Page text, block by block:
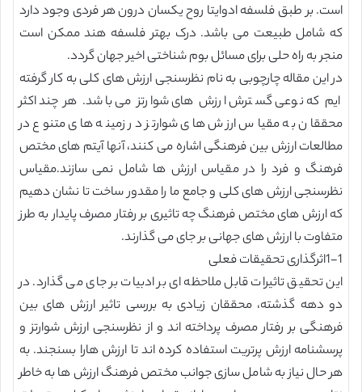
است. بر طبق فلسفه ادوایتا روح یکسان درون هر فردی وجود دارد
که شامل طبیعت می باشد. درک بهتر فلسفه هند ممکن است
منجر به راه حلی برای مسائل بوم شناختی اخیر جهان گردد.
در این مقاله چارچوبی به نام نظرسنجی ارزش های کلی به کار گرفته
ایم که نوعی گسترش ارزش های شوارتز می باشد. هر چند اکثر
محققان به مقیاس ارزش های شوارتز در زمینه های متنوع در
مطالعات ارزش بین فرهنگی اشاره می کنند، آنها آیتم های مختص
فرهنگ و فرد را در مقیاس ارزش ها شامل نمی سازند.مقیاس
نظرسنجی ارزش های کلی و جامع ما را مقدور ساخت تا نشان دهیم
که ارزش های مختص فرهنگ چه تاثیری بر رفتار مصرف پایدار به طرز
متفاوت با ارزش های جهانی بر جای می گذارند.
1-1اثرگذاری تحقیقات فعلی
این تحقیق تاثیرات قابل ملاحظه ای بر ادبیات بر جای می گذارد. در
دو دهه گذشته، محققان زیادی به بررسی تاثیر ارزش های بین
فرهنگی بر رفتار مصرف پرداخته اند و از نظرسنجی ارزش شوارتز و
پرسشنامه ارزش پرتریت استفاده کرده اند تا ارزش هارا بسنجند. به
هر حال نیاز به شامل سازی جوانب مختص فرهنگ ارزش ها به خاطر